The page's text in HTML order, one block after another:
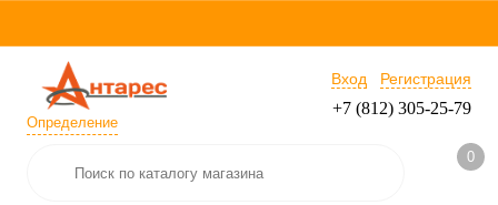
Определение
Вход Регистрация
+7 (812) 305-25-79
0